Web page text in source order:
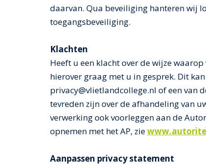
daarvan. Qua beveiliging hanteren wij
toegangsbeveiliging.
Klachten
Heeft u een klacht over de wijze
hierover graag met u in gesprek. Dit
privacy@vlietlandcollege.nl of een van
tevreden zijn over de afhandeling van
verwerking ook voorleggen aan de
opnemen met het AP, zie
Aanpassen privacy statement